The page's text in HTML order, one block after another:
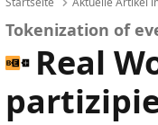
Tokenization of
Real